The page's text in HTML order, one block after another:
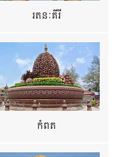
រតនៈគីរី
កំពត